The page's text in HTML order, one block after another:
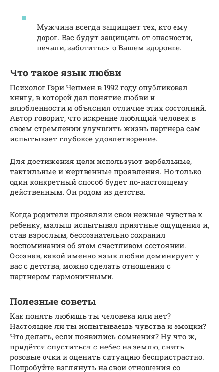
Мужчина всегда защищает тех, кто ему
дорог. Вас будут защищать от опасности,
печали, заботиться о Вашем здоровье.
Что такое язык любви
Психолог Гэри Чепмен в 1992 году опубликовал
книгу, в которой дал понятие любви и
влюбленности и объяснил отличие этих состояний.
Автор говорит, что искренне любящий человек в
своем стремлении улучшить жизнь партнера сам
испытывает глубокое удовлетворение.
Для достижения цели используют вербальные,
тактильные и жертвенные проявления. Но только
один конкретный способ будет по-настоящему
действенным. Он родом из детства.
Когда родители проявляли свои нежные чувства к
ребенку, малыш испытывал приятные ощущения и,
став взрослым, бессознательно сохранил
воспоминания об этом счастливом состоянии.
Осознав, какой именно язык любви доминирует у
вас с детства, можно сделать отношения с
партнером гармоничными.
Полезные советы
Как понять любишь ты человека или нет?
Настоящие ли ты испытываешь чувства и эмоции?
Что делать, если появились сомнения? Ну что ж,
придётся спуститься с небес на землю, снять
розовые очки и оценить ситуацию беспристрастно.
Попробуйте взглянуть на свои отношения со